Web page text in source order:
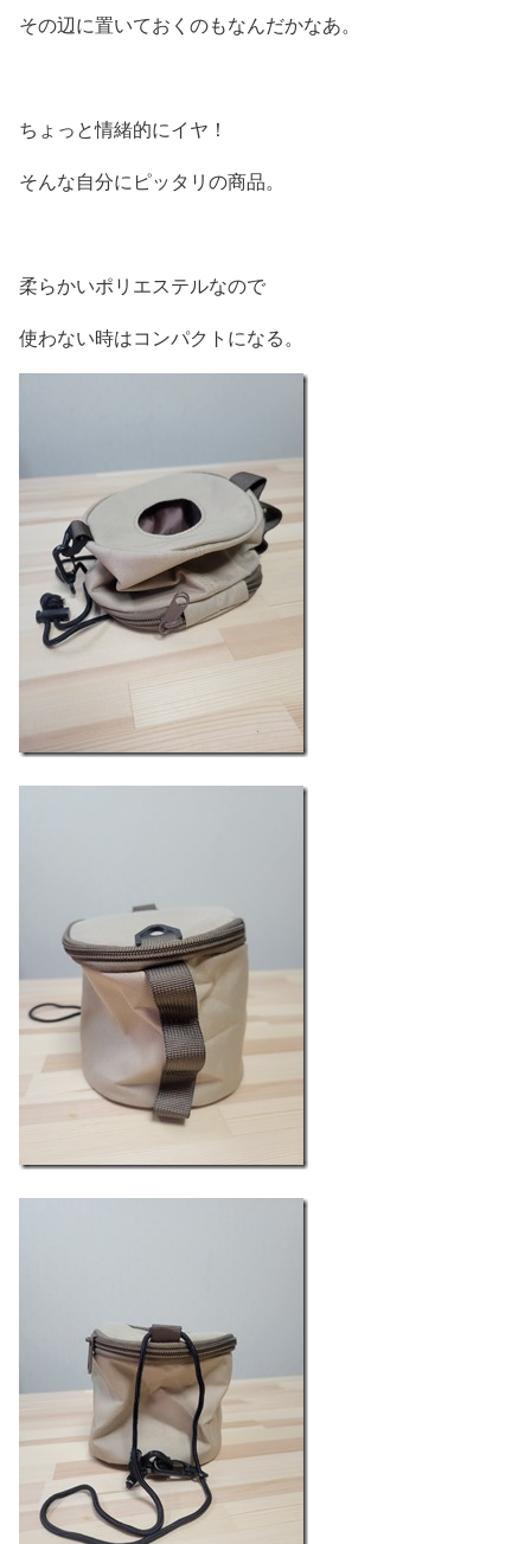
その辺に置いておくのもなんだかなあ。
ちょっと情緒的にイヤ！
そんな自分にピッタリの商品。
柔らかいポリエステルなので
使わない時はコンパクトになる。